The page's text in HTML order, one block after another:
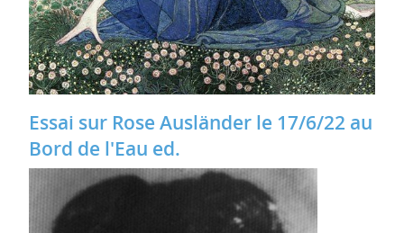
Essai sur Rose Ausländer le 17/6/22 au
Bord de l'Eau ed.